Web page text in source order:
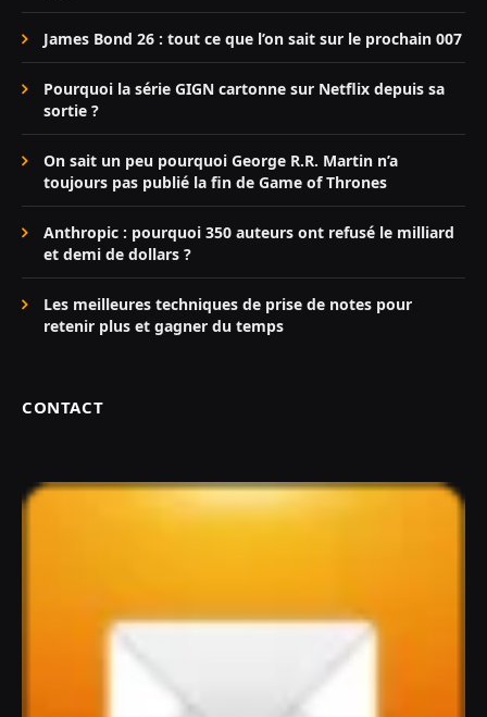
James Bond 26 : tout ce que l’on sait sur le prochain 007
Pourquoi la série GIGN cartonne sur Netflix depuis sa
sortie ?
On sait un peu pourquoi George R.R. Martin n’a
toujours pas publié la fin de Game of Thrones
Anthropic : pourquoi 350 auteurs ont refusé le milliard
et demi de dollars ?
Les meilleures techniques de prise de notes pour
retenir plus et gagner du temps
CONTACT